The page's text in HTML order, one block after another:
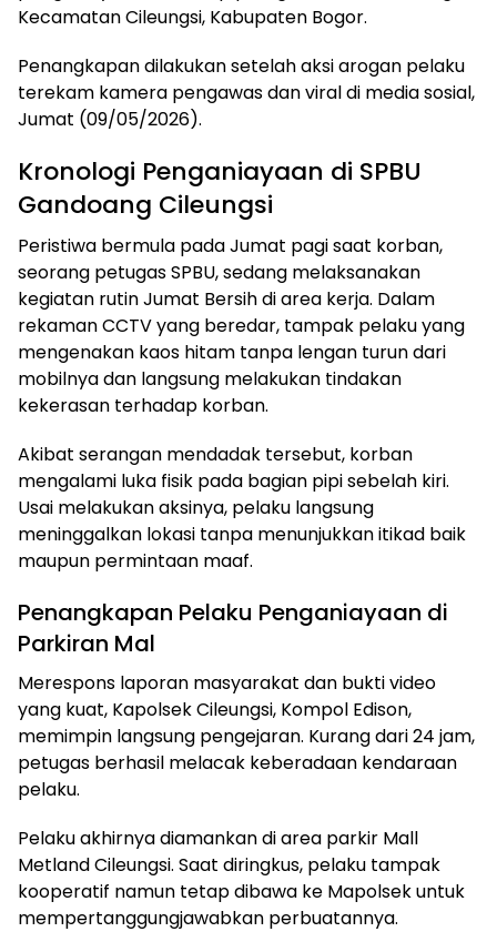
Kecamatan Cileungsi, Kabupaten Bogor.
Penangkapan dilakukan setelah aksi arogan pelaku
terekam kamera pengawas dan viral di media sosial,
Jumat (09/05/2026).
Kronologi Penganiayaan di SPBU
Gandoang Cileungsi
Peristiwa bermula pada Jumat pagi saat korban,
seorang petugas SPBU, sedang melaksanakan
kegiatan rutin Jumat Bersih di area kerja. Dalam
rekaman CCTV yang beredar, tampak pelaku yang
mengenakan kaos hitam tanpa lengan turun dari
mobilnya dan langsung melakukan tindakan
kekerasan terhadap korban.
Akibat serangan mendadak tersebut, korban
mengalami luka fisik pada bagian pipi sebelah kiri.
Usai melakukan aksinya, pelaku langsung
meninggalkan lokasi tanpa menunjukkan itikad baik
maupun permintaan maaf.
Penangkapan Pelaku Penganiayaan di
Parkiran Mal
Merespons laporan masyarakat dan bukti video
yang kuat, Kapolsek Cileungsi, Kompol Edison,
memimpin langsung pengejaran. Kurang dari 24 jam,
petugas berhasil melacak keberadaan kendaraan
pelaku.
Pelaku akhirnya diamankan di area parkir Mall
Metland Cileungsi. Saat diringkus, pelaku tampak
kooperatif namun tetap dibawa ke Mapolsek untuk
mempertanggungjawabkan perbuatannya.